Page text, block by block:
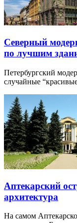
Северный
по лучшим
Петербургский
случайные
Аптекарский
архитектура
На самом